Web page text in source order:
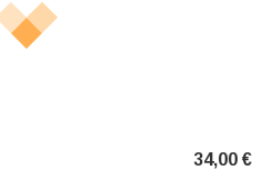
34,00 €